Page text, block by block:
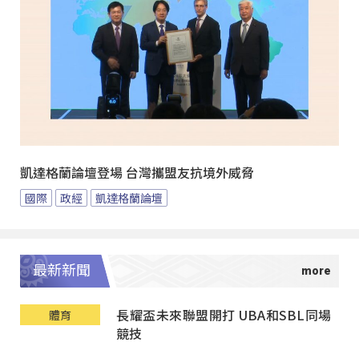
凱達格蘭論壇登場 台灣攜盟友抗境外威脅
國際 政經 凱達格蘭論壇
最新新聞
體育
長耀盃未來聯盟開打 UBA和SBL同場
競技